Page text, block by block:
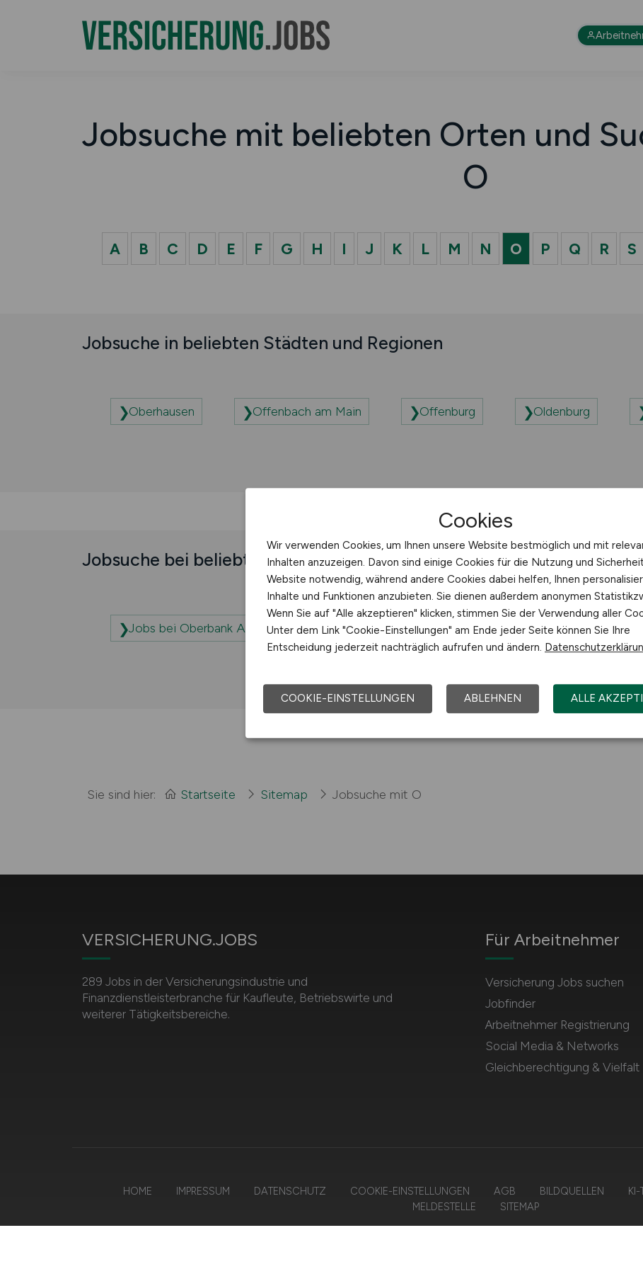
Jobsuche mit beliebten Orten und
O
A B C D E F G H I J K L M N O P Q R S
Jobsuche in beliebten Städten und Regionen
Oberhausen Offenbach am Main Offenburg Oldenburg
Jobsuche bei beliebten Unternehmen
Jobs bei Oberbank AG
Sie sind hier: Startseite Sitemap Jobsuche mit O
VERSICHERUNG.JOBS
289 Jobs in der Versicherungsindustrie und
Finanzdienstleisterbranche für Kaufleute, Betriebswirte und
weiterer Tätigkeitsbereiche.
Für Arbeitnehmer
Versicherung Jobs suchen
Jobfinder
Arbeitnehmer Registrierung
Social Media & Networks
Gleichberechtigung & Vielfalt
HOME IMPRESSUM DATENSCHUTZ COOKIE-EINSTELLUNGEN AGB BILDQUELLEN KI-
MELDESTELLE
SITEMAP
Cookies
Wir verwenden Cookies, um Ihnen unsere Website bestmöglich und mit
Inhalten anzuzeigen. Davon sind einige Cookies für die Nutzung und
Website notwendig, während andere Cookies dabei helfen, Ihnen
Inhalte und Funktionen anzubieten. Sie dienen außerdem anonymen
Wenn Sie auf "Alle akzeptieren" klicken, stimmen Sie der Verwendung aller
Unter dem Link "Cookie-Einstellungen" am Ende jeder Seite können Sie Ihre
Entscheidung jederzeit nachträglich aufrufen und ändern.
COOKIE-EINSTELLUNGEN ABLEHNEN ALLE